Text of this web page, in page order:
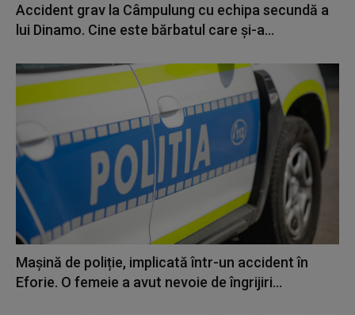
Accident grav la Câmpulung cu echipa secundă a
lui Dinamo. Cine este bărbatul care și-a...
Mașină de poliție, implicată într-un accident în
Eforie. O femeie a avut nevoie de îngrijiri...